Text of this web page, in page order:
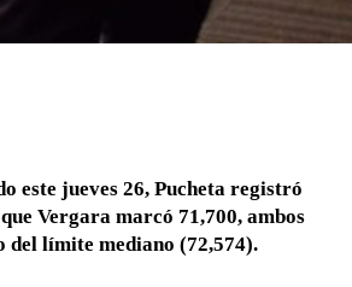
este jueves 26, Pucheta registró
Vergara marcó 71,700, ambos
del límite mediano (72,574).